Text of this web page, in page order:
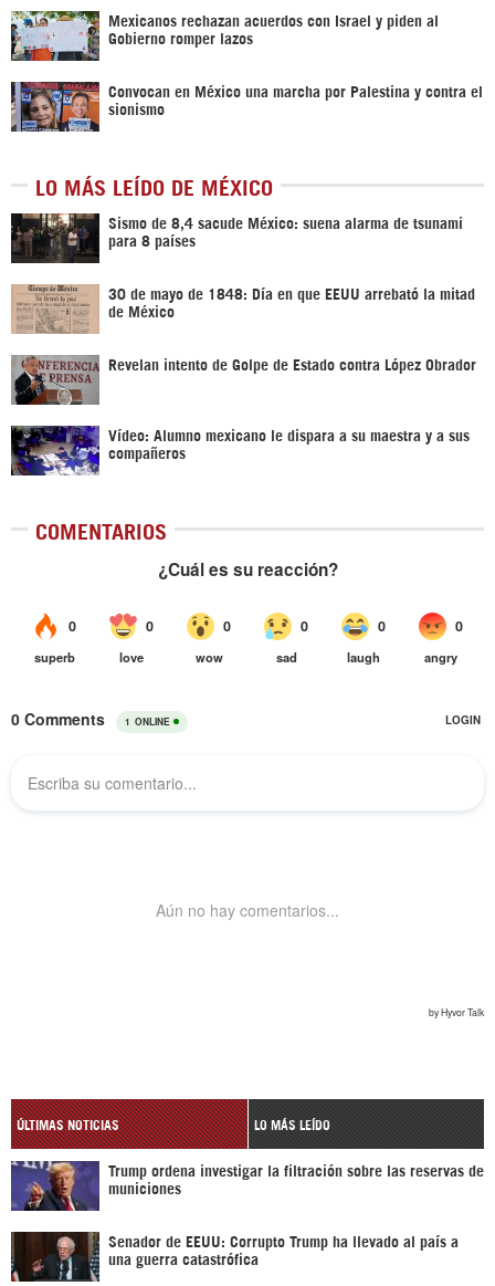
Mexicanos rechazan acuerdos con Israel y piden al
Gobierno romper lazos
Convocan en México una marcha por Palestina y contra el
sionismo
LO MÁS LEÍDO DE MÉXICO
Sismo de 8,4 sacude México: suena alarma de tsunami
para 8 países
30 de mayo de 1848: Día en que EEUU arrebató la mitad
de México
Revelan intento de Golpe de Estado contra López Obrador
Vídeo: Alumno mexicano le dispara a su maestra y a sus
compañeros
COMENTARIOS
ÚLTIMAS NOTICIAS LO MÁS LEÍDO
Trump ordena investigar la filtración sobre las reservas de
municiones
Senador de EEUU: Corrupto Trump ha llevado al país a
una guerra catastrófica